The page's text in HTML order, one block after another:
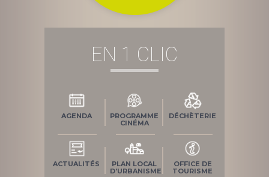
EN 1 CLIC
AGENDA
PROGRAMME
CINÉMA
DÉCHÈTERIE
ACTUALITÉS
PLAN LOCAL
D'URBANISME
OFFICE DE
TOURISME